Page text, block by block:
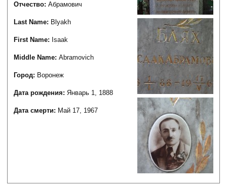
Отчество:Абрамович
Last Name: Blyakh
First Name: Isaak
Middle Name:Abramovich
Город: Воронеж
Дата рождения:Январь 1, 1888
Дата смерти: Май 17, 1967